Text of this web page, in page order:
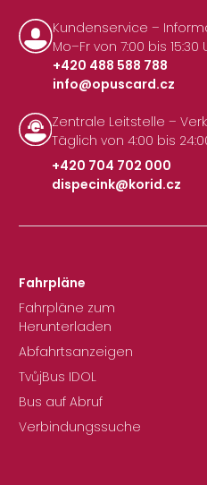
Kundenservice –
Mo–Fr von 7:00 bis 15:30
+420 488 588 788
|
info@opuscard.cz
Zentrale Leitstelle –
Täglich von 4:00 bis
+420 704 702 000
|
dispecink@korid.cz
Fahrpläne
Fahrpläne zum
Herunterladen
Abfahrtsanzeigen
TvůjBus IDOL
Bus auf Abruf
Verbindungssuche